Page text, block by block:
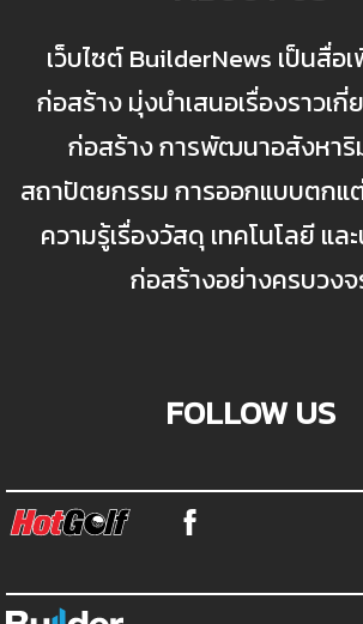
เว็บไซต์ BuilderNews เป็นสื่อ
ก่อสร้าง มุ่งนำเสนอเรื่องราวเ
ก่อสร้าง การพัฒนาอสังหา
สถาปัตยกรรม การออกแบบตก
ความรู้เรื่องวัสดุ เทคโนโลยี แล
ก่อสร้างอย่างครบวงจ
FOLLOW US